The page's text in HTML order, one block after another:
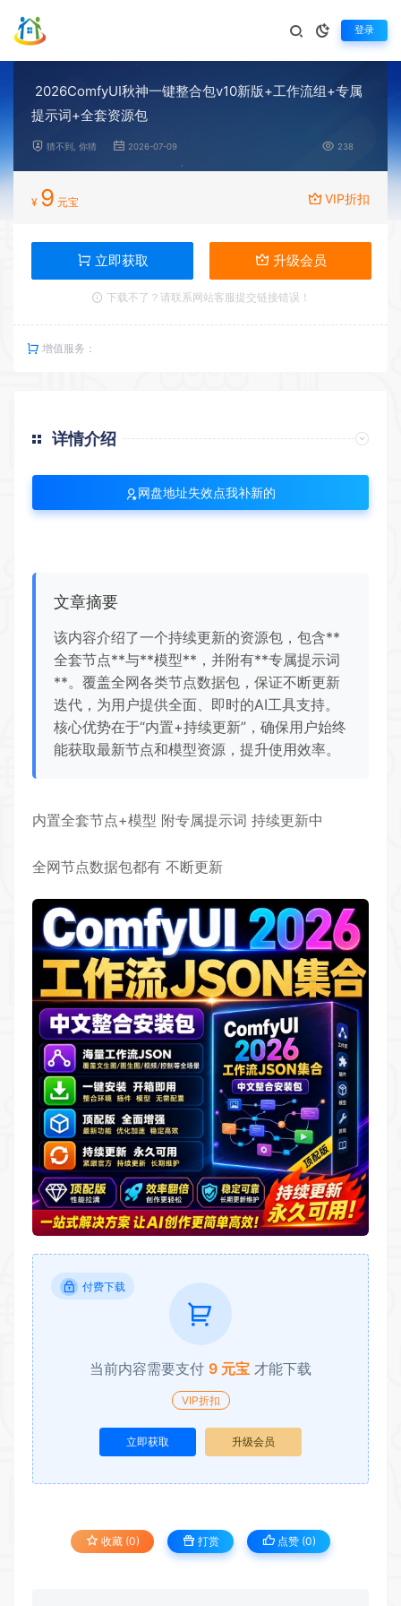
登录
2026ComfyUI秋神一键整合包v10新版+工作流组+专属
提示词+全套资源包
猜不到, 你猜 2026-07-09 238
¥ 9 元宝 VIP折扣
立即获取 升级会员
下载不了？请联系网站客服提交链接错误！
增值服务：
详情介绍
网盘地址失效点我补新的
文章摘要
该内容介绍了一个持续更新的资源包，包含**
全套节点**与**模型**，并附有**专属提示词
**。覆盖全网各类节点数据包，保证不断更新
迭代，为用户提供全面、即时的AI工具支持。
核心优势在于“内置+持续更新”，确保用户始终
能获取最新节点和模型资源，提升使用效率。
内置全套节点+模型 附专属提示词 持续更新中
全网节点数据包都有 不断更新
付费下载
当前内容需要支付 9 元宝 才能下载
VIP折扣
立即获取 升级会员
收藏 (0) 打赏 点赞 (0)